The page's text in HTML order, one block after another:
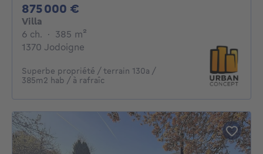
875 000 €
Villa
6 ch. 6 chambres
· 385 m²
1370 Jodoigne
Superbe propriété / terrain 130a /
385m2 hab / à rafraîc